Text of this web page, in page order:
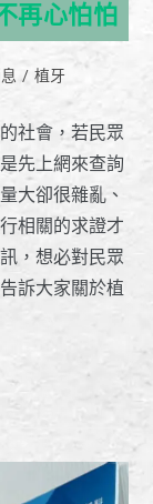
再心怕怕
/ 植牙
社會，若民眾
先上網來查詢
大卻很雜亂、
相關的求證才
，想必對民眾
訴大家關於植